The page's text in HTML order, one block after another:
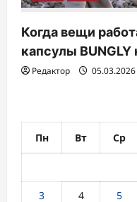
Когда вещи
капсулы BUNGLY
Редактор 05.03.2026
Пн
Вт Ср
3 4 5